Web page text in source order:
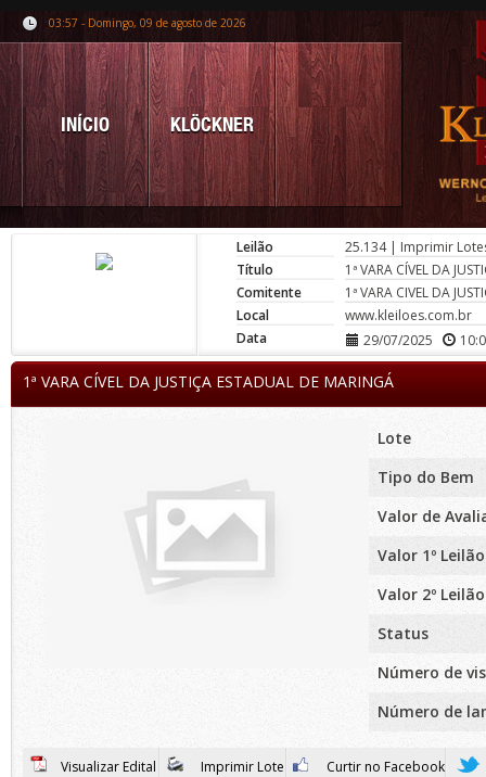
03:57 - Domingo, 09 de agosto de 2026
INÍCIO KLÖCKNER
Leilão 25.134| Imprimir
Título
1ª VARA CÍVEL DA
Comitente
1ª VARA CIVEL DA
Local
www.kleiloes.com.br
Data
29/07/2025
1ª VARA CÍVEL DA JUSTIÇA ESTADUAL DE MARINGÁ
Lote
Tipo do Bem
Valor de
Valor 1º Leilão
Valor 2º Leilão
Status
Número de
Número de
Visualizar Edital Imprimir Lote Curtir no Facebook